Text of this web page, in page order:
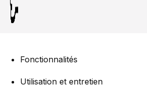
Fonctionnalités
Utilisation et entretien